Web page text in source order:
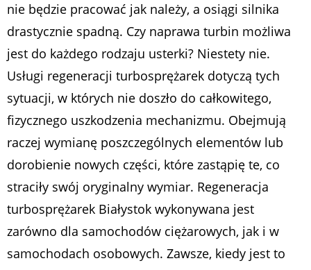
nie będzie pracować jak należy, a osiągi silnika
drastycznie spadną. Czy naprawa turbin możliwa
jest do każdego rodzaju usterki? Niestety nie.
Usługi regeneracji turbosprężarek dotyczą tych
sytuacji, w których nie doszło do całkowitego,
fizycznego uszkodzenia mechanizmu. Obejmują
raczej wymianę poszczególnych elementów lub
dorobienie nowych części, które zastąpię te, co
straciły swój oryginalny wymiar. Regeneracja
turbosprężarek Białystok wykonywana jest
zarówno dla samochodów ciężarowych, jak i w
samochodach osobowych. Zawsze, kiedy jest to